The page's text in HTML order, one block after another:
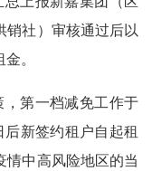
销社）审核通过后以
。
第一档减免工作于
新签约租户自起租
情中高风险地区的当